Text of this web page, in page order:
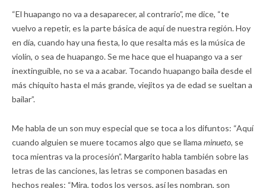
“El huapango no va a desaparecer, al contrario”, me dice, “te
vuelvo a repetir, es la parte básica de aquí de nuestra región. Hoy
en día, cuando hay una fiesta, lo que resalta más es la música de
violín, o sea de huapango. Se me hace que el huapango va a ser
inextinguible, no se va a acabar. Tocando huapango baila desde el
más chiquito hasta el más grande, viejitos ya de edad se sueltan a
bailar”.
Me habla de un son muy especial que se toca a los difuntos: “Aquí
cuando alguien se muere tocamos algo que se llama minueto, se
toca mientras va la procesión”. Margarito habla también sobre las
letras de las canciones, las letras se componen basadas en
hechos reales: “Mira, todos los versos, así les nombran, son